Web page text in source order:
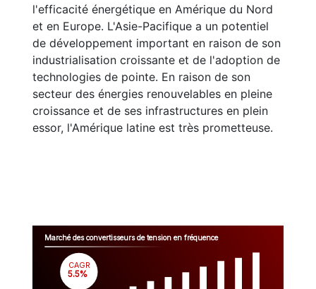
l'efficacité énergétique en Amérique du Nord
et en Europe. L'Asie-Pacifique a un potentiel
de développement important en raison de son
industrialisation croissante et de l'adoption de
technologies de pointe. En raison de son
secteur des énergies renouvelables en pleine
croissance et de ses infrastructures en plein
essor, l'Amérique latine est très prometteuse.
Marché des convertisseurs de tension en fréquence
CAGR
5.5%